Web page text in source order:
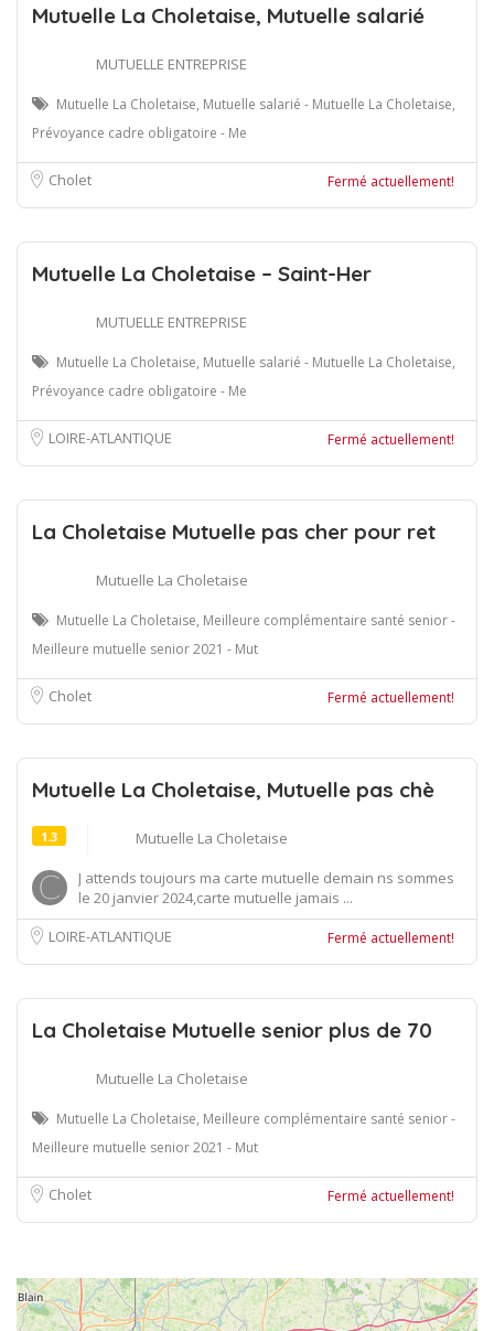
Mutuelle La Choletaise, Mutuelle salarié
MUTUELLE ENTREPRISE
Mutuelle La Choletaise, Mutuelle salarié - Mutuelle La Choletaise,
Prévoyance cadre obligatoire - Me
Cholet Fermé actuellement!
Mutuelle La Choletaise – Saint-Her
MUTUELLE ENTREPRISE
Mutuelle La Choletaise, Mutuelle salarié - Mutuelle La Choletaise,
Prévoyance cadre obligatoire - Me
LOIRE-ATLANTIQUE Fermé actuellement!
La Choletaise Mutuelle pas cher pour ret
Mutuelle La Choletaise
Mutuelle La Choletaise, Meilleure complémentaire santé senior -
Meilleure mutuelle senior 2021 - Mut
Cholet Fermé actuellement!
Mutuelle La Choletaise, Mutuelle pas chè
1.3
Mutuelle La Choletaise
J attends toujours ma carte mutuelle demain ns sommes
le 20 janvier 2024,carte mutuelle jamais ...
LOIRE-ATLANTIQUE
Fermé actuellement!
La Choletaise Mutuelle senior plus de 70
Mutuelle La Choletaise
Mutuelle La Choletaise, Meilleure complémentaire santé senior -
Meilleure mutuelle senior 2021 - Mut
Cholet Fermé actuellement!